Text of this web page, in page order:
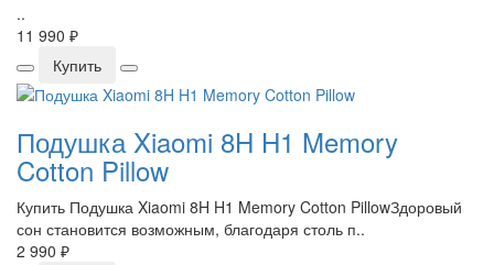
..
11 990 ₽
Купить
Подушка Xiaomi 8H H1 Memory
Cotton Pillow
Купить Подушка Xiaomi 8H H1 Memory Cotton PillowЗдоровый
сон становится возможным, благодаря столь п..
2 990 ₽